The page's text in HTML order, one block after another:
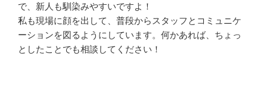
で、新人も馴染みやすいですよ！
私も現場に顔を出して、普段からスタッフとコミュニケ
ーションを図るようにしています。何かあれば、ちょっ
としたことでも相談してください！